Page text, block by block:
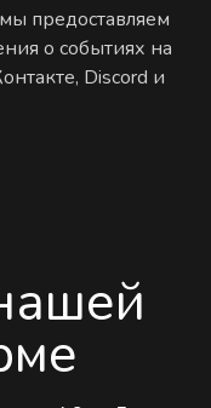
предоставляем
о событиях на
Discord и